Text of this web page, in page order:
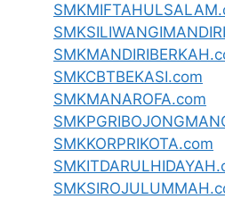
SMKCBTBEKASI.com
SMKMANAROFA.com
SMKKORPRIKOTA.com